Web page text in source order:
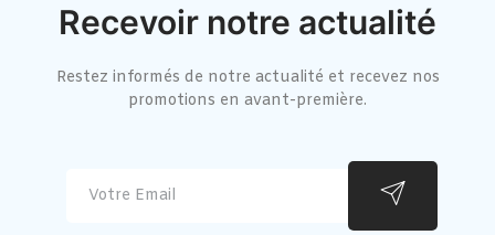
Recevoir notre actualité
Restez informés de notre actualité et recevez nos
promotions en avant-première.